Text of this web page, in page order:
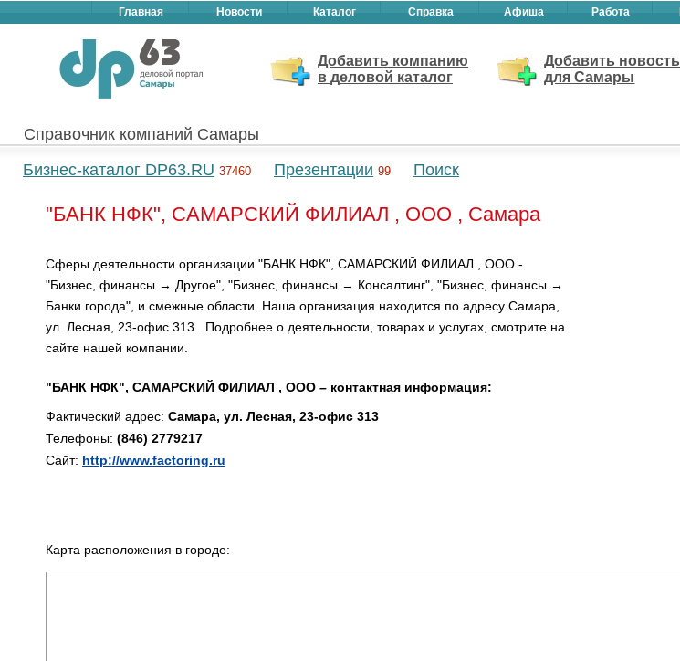
Главная Новости Каталог Справка Афиша Работа
Добавить компанию
в деловой каталог
Добавить новость
для Самары
Справочник компаний Самары
Бизнес-каталог DP63.RU 37460 Презентации 99 Поиск
"БАНК НФК", САМАРСКИЙ ФИЛИАЛ , ООО , Самара
Сферы деятельности организации "БАНК НФК", САМАРСКИЙ ФИЛИАЛ , ООО -
"Бизнес, финансы → Другое", "Бизнес, финансы → Консалтинг", "Бизнес, финансы →
Банки города", и смежные области. Наша организация находится по адресу Самара,
ул. Лесная, 23-офис 313 . Подробнее о деятельности, товарах и услугах, смотрите на
сайте нашей компании.
"БАНК НФК", САМАРСКИЙ ФИЛИАЛ , ООО – контактная информация:
Фактический адрес: Самара, ул. Лесная, 23-офис 313
Телефоны: (846) 2779217
Сайт: http://www.factoring.ru
Карта расположения в городе: